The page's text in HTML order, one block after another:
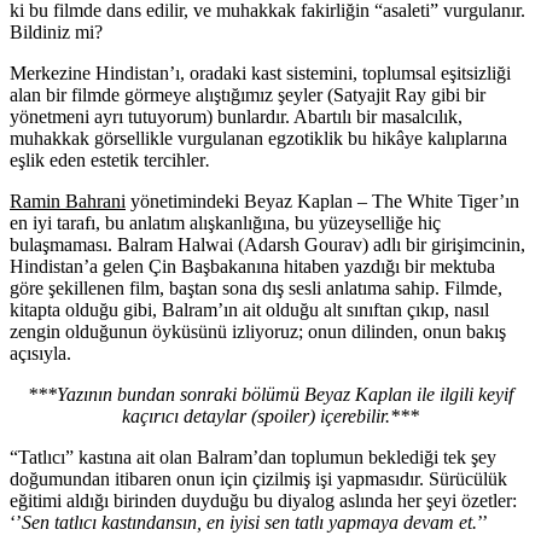
ki bu filmde dans edilir, ve muhakkak fakirliğin “asaleti” vurgulanır.
Bildiniz mi?
Merkezine Hindistan’ı, oradaki kast sistemini, toplumsal eşitsizliği
alan bir filmde görmeye alıştığımız şeyler (Satyajit Ray gibi bir
yönetmeni ayrı tutuyorum) bunlardır. Abartılı bir masalcılık,
muhakkak görsellikle vurgulanan egzotiklik bu hikâye kalıplarına
eşlik eden estetik tercihler.
Ramin Bahrani yönetimindeki Beyaz Kaplan – The White Tiger’ın
en iyi tarafı, bu anlatım alışkanlığına, bu yüzeyselliğe hiç
bulaşmaması. Balram Halwai (Adarsh Gourav) adlı bir girişimcinin,
Hindistan’a gelen Çin Başbakanına hitaben yazdığı bir mektuba
göre şekillenen film, baştan sona dış sesli anlatıma sahip. Filmde,
kitapta olduğu gibi, Balram’ın ait olduğu alt sınıftan çıkıp, nasıl
zengin olduğunun öyküsünü izliyoruz; onun dilinden, onun bakış
açısıyla.
***Yazının bundan sonraki bölümü Beyaz Kaplan ile ilgili keyif
kaçırıcı detaylar (spoiler) içerebilir.***
“Tatlıcı” kastına ait olan Balram’dan toplumun beklediği tek şey
doğumundan itibaren onun için çizilmiş işi yapmasıdır. Sürücülük
eğitimi aldığı birinden duyduğu bu diyalog aslında her şeyi özetler:
‘’Sen tatlıcı kastındansın, en iyisi sen tatlı yapmaya devam et.’’